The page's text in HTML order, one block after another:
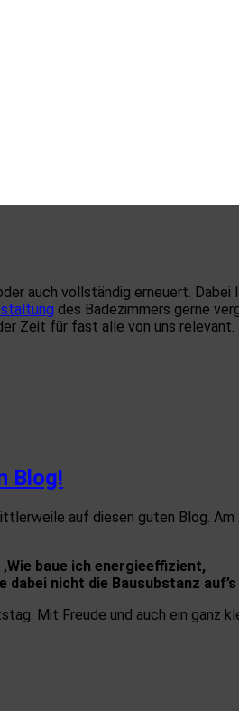
auch vollständig erneuert.
des Badezimmers gerne
Zeit für fast alle von uns
Blog!
auf diesen guten Blog.
‚Wie baue ich energieeffizient,
dabei nicht die Bausubstanz auf’s
Mit Freude und auch ein ganz